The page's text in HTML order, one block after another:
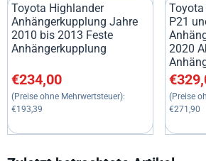
Toyota Highlander
Anhängerkupplung Jahre
2010 bis 2013 Feste
Anhängerkupplung
Preis: 234,00, ohne MwSt.: 193,39
€234,00
(Preise ohne Mehrwertsteuer):
€193,39
Toyota
P21
2020
Preis:
(Preise
€271,90